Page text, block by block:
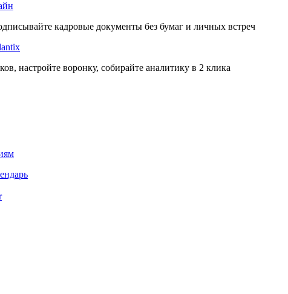
кадровые документы без бумаг и личных встреч
настройте воронку, собирайте аналитику в 2 клика